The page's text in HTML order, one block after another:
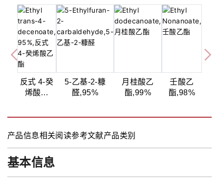
反式 4-癸
烯酸乙
5-乙基-2-糠
醛,95%
月桂酸乙
酯,99%
壬酸乙
酯,98%
产品信息相关阅读参考文献产品类别
基本信息